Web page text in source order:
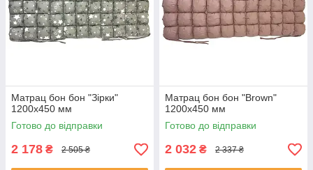
Матрац бон бон "Зірки"
1200x450 мм
Готово до відправки
2 178 ₴ 2 505 ₴
Матрац бон бон "Brown"
1200x450 мм
Готово до відправки
2 032 ₴ 2 337 ₴